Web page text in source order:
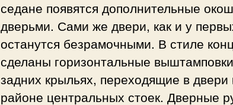
седане появятся дополнительные
дверьми. Сами же двери, как и у
останутся безрамочными. В стиле
сделаны горизонтальные
задних крыльях, переходящие в
районе центральных стоек. Дверные